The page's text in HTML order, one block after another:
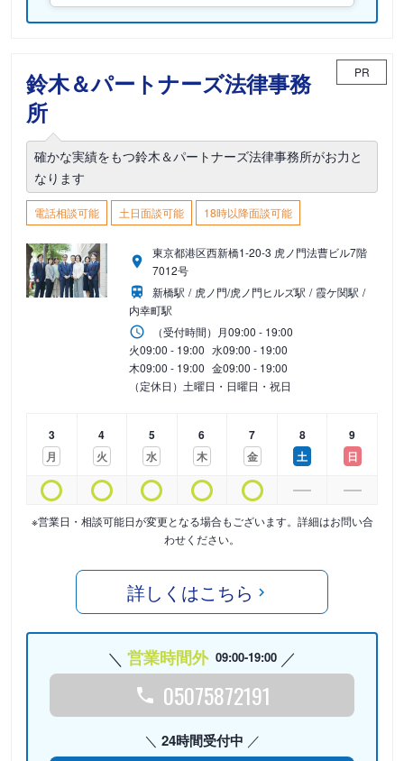
鈴木＆パートナーズ法律事務
所
PR
確かな実績をもつ鈴木＆パートナーズ法律事務所がお力と
なります
電話相談可能 土日面談可能 18時以降面談可能
東京都港区西新橋1-20-3 虎ノ門法曹ビル7階
7012号
新橋駅
虎ノ門/虎ノ門ヒルズ駅
霞ケ関駅
内幸町駅
（受付時間） 月09:00 - 19:00
火09:00 - 19:00 水09:00 - 19:00
木09:00 - 19:00 金09:00 - 19:00
（定休日）土曜日・日曜日・祝日
3
月
4
火
5
水
6
木
7
金
8
土
9
日
※営業日・相談可能日が変更となる場合もございます。詳細はお問い合
わせください。
詳しくはこちら
営業時間外 09:00-19:00
05075872191
24時間受付中